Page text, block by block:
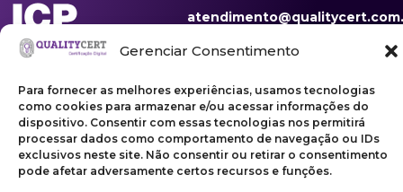
Gerenciar Consentimento
Para fornecer as melhores experiências, usamos tecnologias
como cookies para armazenar e/ou acessar informações do
dispositivo. Consentir com essas tecnologias nos permitirá
processar dados como comportamento de navegação ou IDs
exclusivos neste site. Não consentir ou retirar o consentimento
pode afetar adversamente certos recursos e funções.
Copyright ©2026 | Qualitycert Certificação LTDA